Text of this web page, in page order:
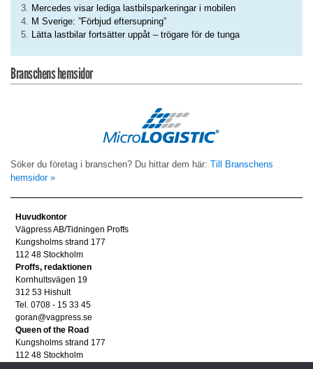
Mercedes visar lediga lastbilsparkeringar i mobilen
M Sverige: ”Förbjud eftersupning”
Lätta lastbilar fortsätter uppåt – trögare för de tunga
Branschens hemsidor
Söker du företag i branschen? Du hittar dem här: Till Branschens
hemsidor »
Huvudkontor
Vägpress AB/Tidningen Proffs
Kungsholms strand 177
112 48 Stockholm
Proffs, redaktionen
Kornhultsvägen 19
312 53 Hishult
Tel. 0708 - 15 33 45
goran@vagpress.se
Queen of the Road
Kungsholms strand 177
112 48 Stockholm